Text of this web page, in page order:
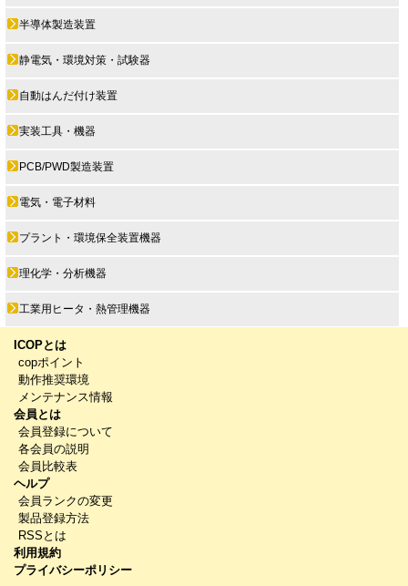
半導体製造装置
静電気・環境対策・試験器
自動はんだ付け装置
実装工具・機器
PCB/PWD製造装置
電気・電子材料
プラント・環境保全装置機器
理化学・分析機器
工業用ヒータ・熱管理機器
ICOPとは
copポイント
動作推奨環境
メンテナンス情報
会員とは
会員登録について
各会員の説明
会員比較表
ヘルプ
会員ランクの変更
製品登録方法
RSSとは
利用規約
プライバシーポリシー